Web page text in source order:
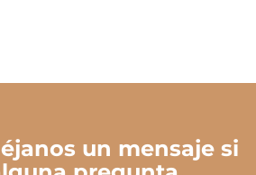
un mensaje si